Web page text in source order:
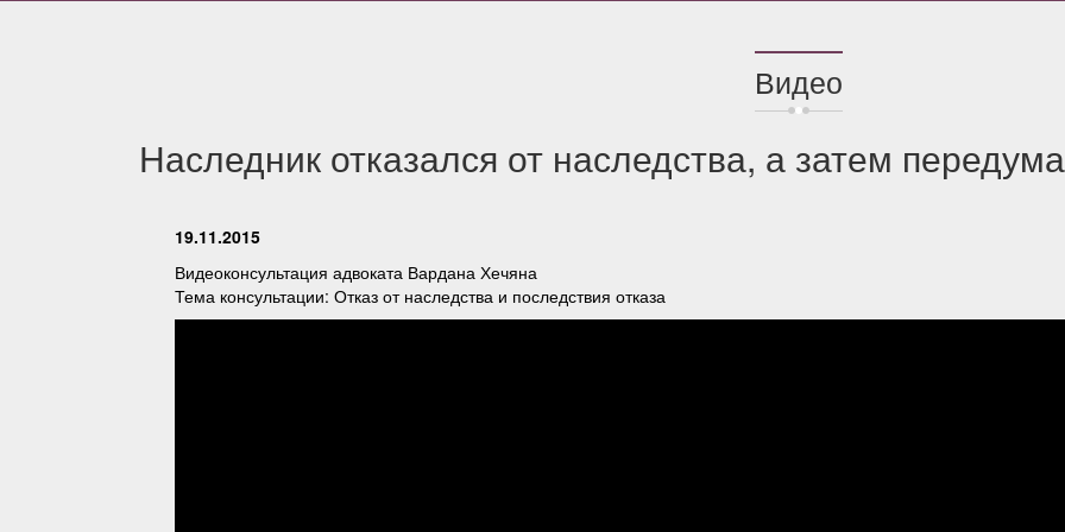
Видео
Наследник отказался от наследства, а затем
19.11.2015
Видеоконсультация адвоката Вардана Хечяна
Тема консультации: Отказ от наследства и последствия отказа